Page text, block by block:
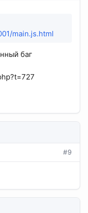
main.js.html
баг
#9